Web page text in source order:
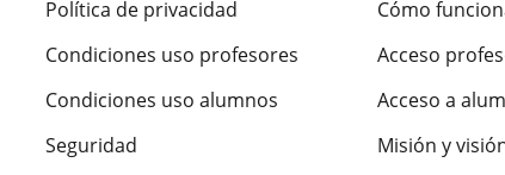
Política de privacidad
Condiciones uso profesores
Condiciones uso alumnos
Seguridad
Cómo
Acceso
Acceso a
Misión y